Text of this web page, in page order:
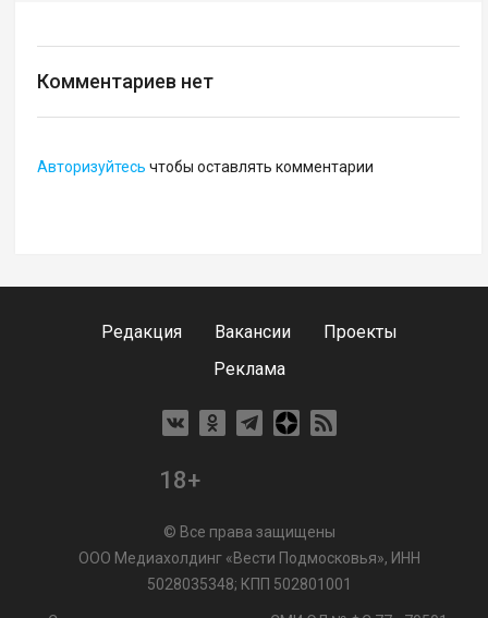
Комментариев нет
Авторизуйтесь чтобы оставлять комментарии
Редакция Вакансии
Проекты
Реклама
18+
© Все права защищены
ООО Медиахолдинг «Вести Подмосковья», ИНН
5028035348; КПП 502801001